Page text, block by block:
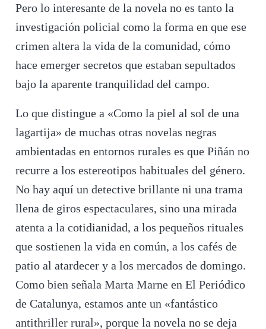
Pero lo interesante de la novela no es tanto la
investigación policial como la forma en que ese
crimen altera la vida de la comunidad, cómo
hace emerger secretos que estaban sepultados
bajo la aparente tranquilidad del campo.
Lo que distingue a «Como la piel al sol de una
lagartija» de muchas otras novelas negras
ambientadas en entornos rurales es que Piñán no
recurre a los estereotipos habituales del género.
No hay aquí un detective brillante ni una trama
llena de giros espectaculares, sino una mirada
atenta a la cotidianidad, a los pequeños rituales
que sostienen la vida en común, a los cafés de
patio al atardecer y a los mercados de domingo.
Como bien señala Marta Marne en El Periódico
de Catalunya, estamos ante un «fantástico
antithriller rural», porque la novela no se deja